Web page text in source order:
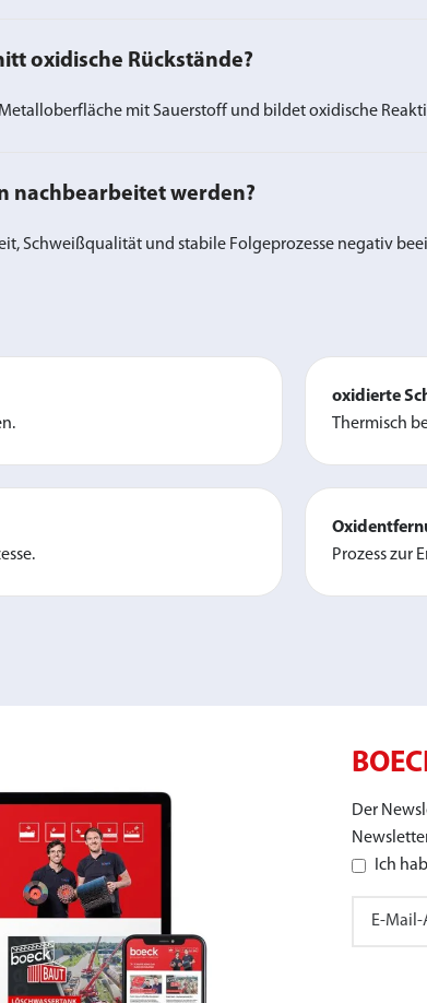
oxidische Rückstände?
mit Sauerstoff und bildet oxidische
nachbearbeitet werden?
Schweißqualität und stabile Folgeprozesse negativ
oxidierte
Thermisch
Prozess zur
Der
Ich